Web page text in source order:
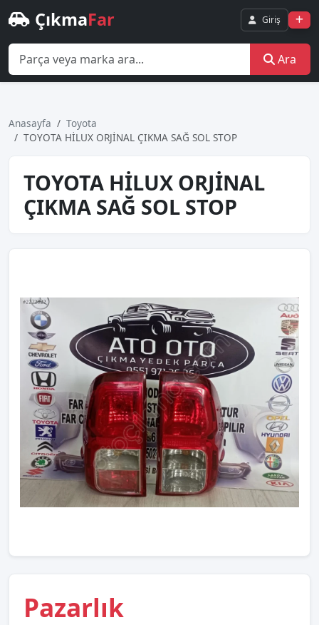
ÇıkmaFar Giriş
Ara
Anasayfa
Toyota
TOYOTA HİLUX ORJİNAL ÇIKMA SAĞ SOL STOP
TOYOTA HİLUX ORJİNAL
ÇIKMA SAĞ SOL STOP
Pazarlık